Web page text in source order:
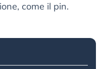
come il pin.